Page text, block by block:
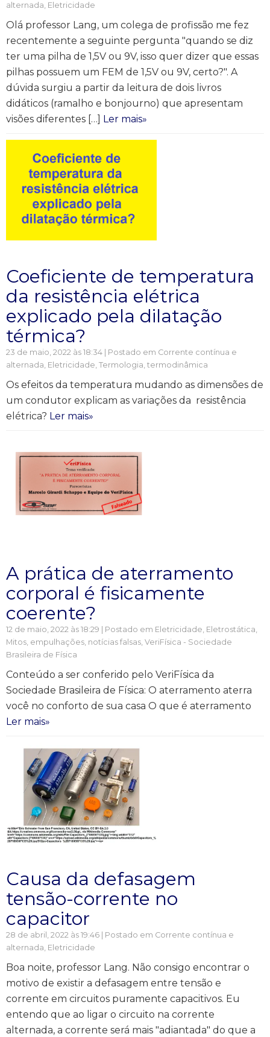
alternada, Eletricidade
Olá professor Lang, um colega de profissão me fez
recentemente a seguinte pergunta "quando se diz
ter uma pilha de 1,5V ou 9V, isso quer dizer que essas
pilhas possuem um FEM de 1,5V ou 9V, certo?". A
dúvida surgiu a partir da leitura de dois livros
didáticos (ramalho e bonjourno) que apresentam
visões diferentes […] Ler mais»
Coeficiente de temperatura
da resistência elétrica
explicado pela dilatação
térmica?
23 de maio, 2022 às 18:34 | Postado em Corrente contínua e
alternada, Eletricidade, Termologia, termodinâmica
Os efeitos da temperatura mudando as dimensões de
um condutor explicam as variações da resistência
elétrica? Ler mais»
A prática de aterramento
corporal é fisicamente
coerente?
12 de maio, 2022 às 18:29 | Postado em Eletricidade, Eletrostática,
Mitos, empulhações, notícias falsas, VeriFísica - Sociedade
Brasileira de Física
Conteúdo a ser conferido pelo VeriFísica da
Sociedade Brasileira de Física: O aterramento aterra
você no conforto de sua casa O que é aterramento
Ler mais»
Causa da defasagem
tensão-corrente no
capacitor
28 de abril, 2022 às 19:46 | Postado em Corrente contínua e
alternada, Eletricidade
Boa noite, professor Lang. Não consigo encontrar o
motivo de existir a defasagem entre tensão e
corrente em circuitos puramente capacitivos. Eu
entendo que ao ligar o circuito na corrente
alternada, a corrente será mais "adiantada" do que a